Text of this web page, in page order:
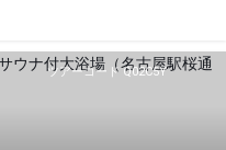
ツアーコード Q02C5Y